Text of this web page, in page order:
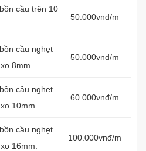
cầu trên 10
50.000vnđ/m
cầu nghẹt
8mm.
50.000vnđ/m
cầu nghẹt
10mm.
60.000vnđ/m
cầu nghẹt
16mm.
100.000vnđ/m